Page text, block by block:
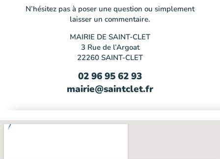
N’hésitez pas à poser une question ou simplement
laisser un commentaire.
MAIRIE DE SAINT-CLET
3 Rue de l’Argoat
22260 SAINT-CLET
02 96 95 62 93
mairie@saintclet.fr